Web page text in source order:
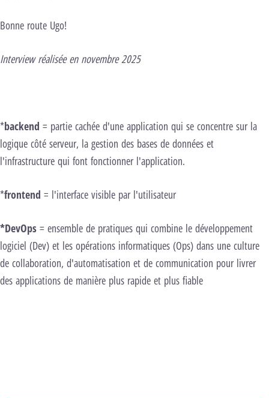
Bonne route Ugo!
Interview réalisée en novembre 2025
*backend = partie cachée d'une application qui se concentre sur la
logique côté serveur, la gestion des bases de données et
l'infrastructure qui font fonctionner l'application.
*frontend = l'interface visible par l'utilisateur
*DevOps = ensemble de pratiques qui combine le développement
logiciel (Dev) et les opérations informatiques (Ops) dans une culture
de collaboration, d'automatisation et de communication pour livrer
des applications de manière plus rapide et plus fiable